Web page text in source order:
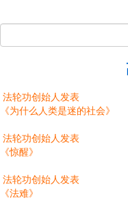
法轮功创始人发表
《为什么人类是迷的社会》
法轮功创始人发表
《惊醒》
法轮功创始人发表
《法难》